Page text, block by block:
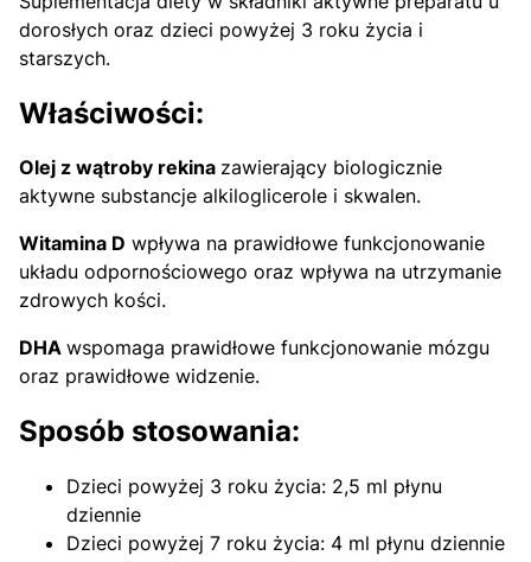
dorosłych oraz dzieci powyżej 3 roku życia i
starszych.
Właściwości:
Olej z wątroby rekina zawierający biologicznie
aktywne substancje alkiloglicerole i skwalen.
Witamina D wpływa na prawidłowe funkcjonowanie
układu odpornościowego oraz wpływa na utrzymanie
zdrowych kości.
DHA wspomaga prawidłowe funkcjonowanie mózgu
oraz prawidłowe widzenie.
Sposób stosowania:
Dzieci powyżej 3 roku życia: 2,5 ml płynu
dziennie
Dzieci powyżej 7 roku życia: 4 ml płynu dziennie